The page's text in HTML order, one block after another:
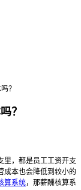
？
？
里，都是员工工资开支
成本也会降低到较小的
算系统，那薪酬核算系